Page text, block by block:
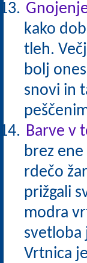
kako
tleh.
bolj
snovi in
Barve v
brez
rdečo
prižgali
modra
svetloba
Vrtnica